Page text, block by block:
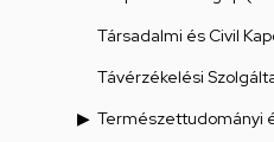
Társadalmi és Civil
Távérzékelési
Természettudományi